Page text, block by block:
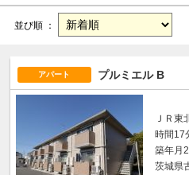
並び順 ：
アパート プルミエル B
ＪＲ東
時間
築年月
茨城県